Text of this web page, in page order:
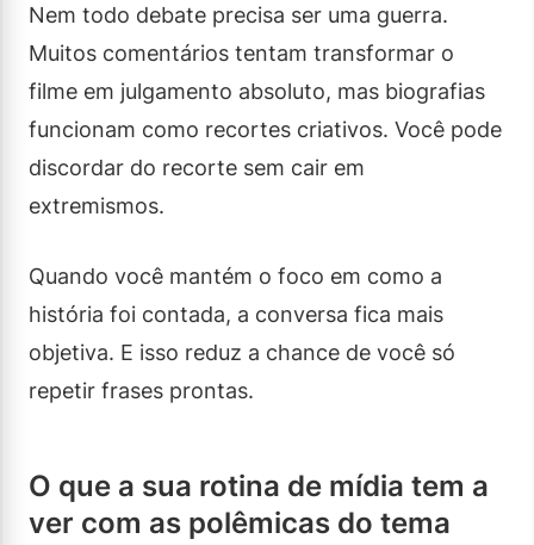
Nem todo debate precisa ser uma guerra.
Muitos comentários tentam transformar o
filme em julgamento absoluto, mas biografias
funcionam como recortes criativos. Você pode
discordar do recorte sem cair em
extremismos.
Quando você mantém o foco em como a
história foi contada, a conversa fica mais
objetiva. E isso reduz a chance de você só
repetir frases prontas.
O que a sua rotina de mídia tem a
ver com as polêmicas do tema